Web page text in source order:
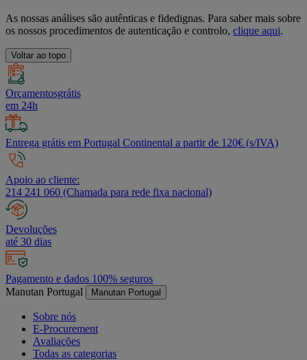
As nossas análises são autênticas e fidedignas. Para saber mais sobre
os nossos procedimentos de autenticação e controlo, clique aqui.
Voltar ao topo
Orçamentosgrátis
em 24h
Entrega grátis em Portugal Continental a partir de 120€ (s/IVA)
Apoio ao cliente:
214 241 060 (Chamada para rede fixa nacional)
Devoluções
até 30 dias
Pagamento e dados 100% seguros
Manutan Portugal
Manutan Portugal
Sobre nós
E-Procurement
Avaliações
Todas as categorias